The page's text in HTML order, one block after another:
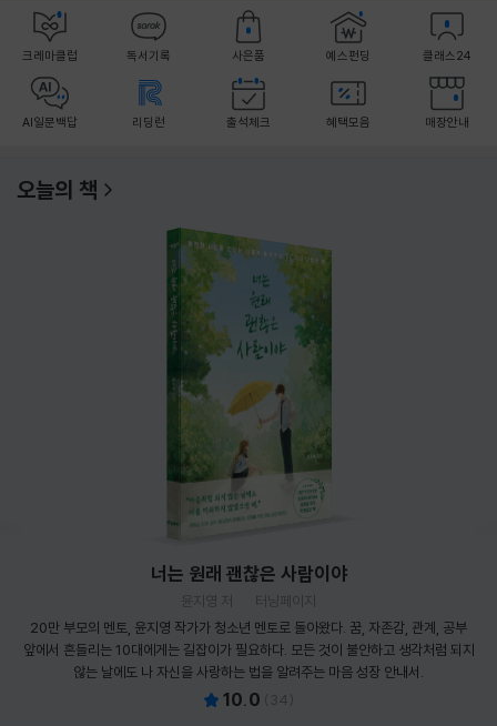
크레마클럽 독서기록 사은품 예스펀딩 클래스24
AI일문백답 리딩런 출석체크 혜택모음 매장안내
오늘의 책
너는 원래 괜찮은 사람이야
윤지영 저
터닝페이지
20만 부모의 멘토, 윤지영 작가가 청소년 멘토로 돌아왔다. 꿈, 자존감, 관계, 공부
앞에서 흔들리는 10대에게는 길잡이가 필요하다. 모든 것이 불안하고 생각처럼 되지
않는 날에도 나 자신을 사랑하는 법을 알려주는 마음 성장 안내서.
10.0 ( 34 )